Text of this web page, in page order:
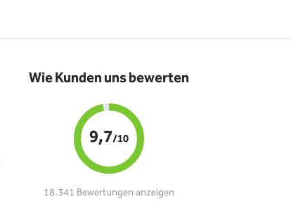
Wie Kunden uns bewerten
9,7/10
18.341 Bewertungen anzeigen